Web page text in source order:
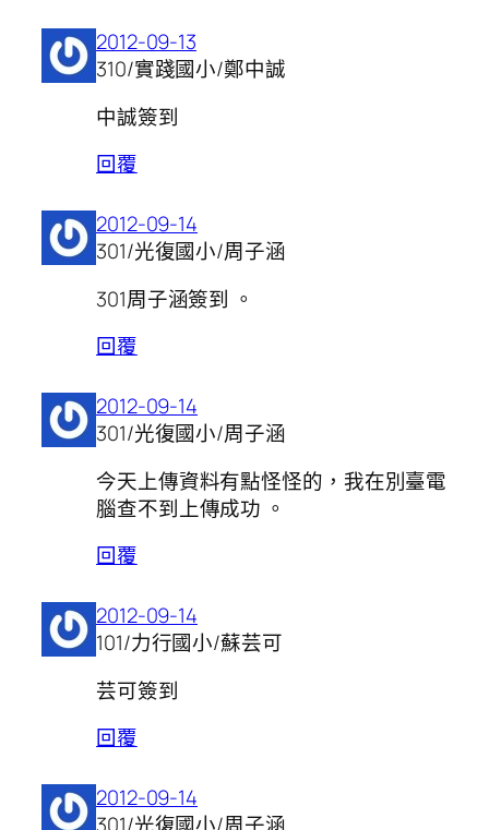
2012-09-13
310/實踐國小/鄭中誠
中誠簽到
回覆
2012-09-14
301/光復國小/周子涵
301周子涵簽到 。
回覆
2012-09-14
301/光復國小/周子涵
今天上傳資料有點怪怪的，我在別臺電
腦查不到上傳成功 。
回覆
2012-09-14
101/力行國小/蘇芸可
芸可簽到
回覆
2012-09-14